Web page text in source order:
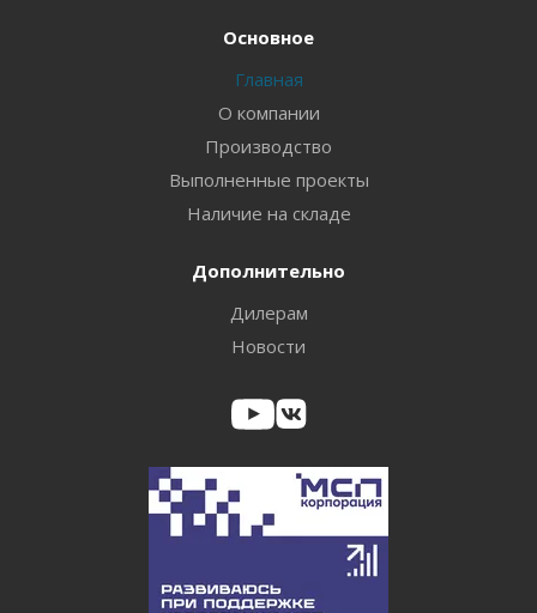
Основное
Главная
О компании
Производство
Выполненные проекты
Наличие на складе
Дополнительно
Дилерам
Новости